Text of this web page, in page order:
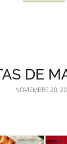
DE
NOVIEMBRE 20,